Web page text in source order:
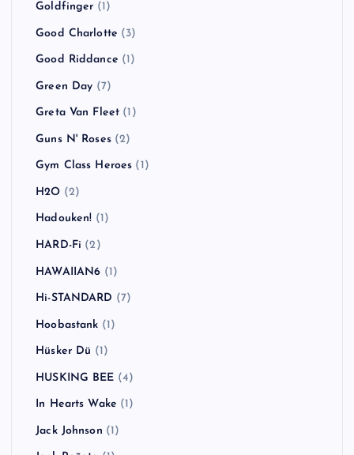
Goldfinger (1)
Good Charlotte (3)
Good Riddance (1)
Green Day (7)
Greta Van Fleet (1)
Guns N' Roses(2)
Gym Class Heroes (1)
H2O (2)
Hadouken! (1)
HARD-Fi (2)
HAWAIIAN6 (1)
Hi-STANDARD (7)
Hoobastank (1)
Hüsker Dü (1)
HUSKING BEE (4)
In Hearts Wake (1)
Jack Johnson (1)